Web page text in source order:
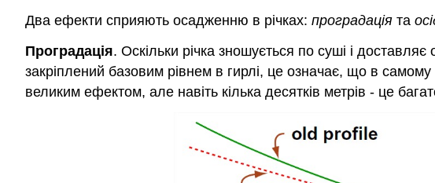
Два ефекти сприяють осадженню в річках: проградація та
Проградація. Оскільки річка зношується по суші і
закріплений базовим рівнем в гирлі, це означає, що в
великим ефектом, але навіть кілька десятків метрів - це